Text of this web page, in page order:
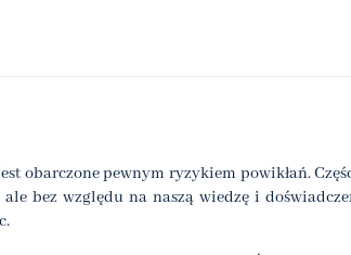
obarczone pewnym ryzykiem powikłań.
bez względu na naszą wiedzę i